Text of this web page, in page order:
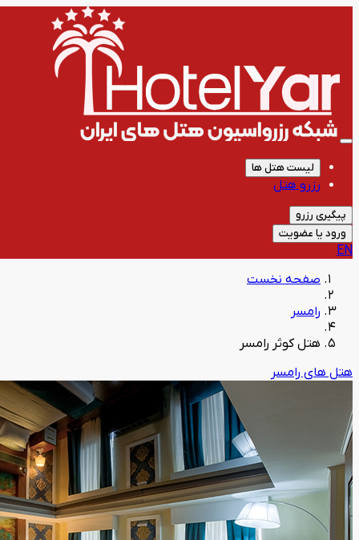
لیست هتل ها
رزرو هتل
پیگیری رزرو
ورود یا عضویت
EN
صفحه نخست
رامسر
هتل کوثر رامسر
هتل های رامسر